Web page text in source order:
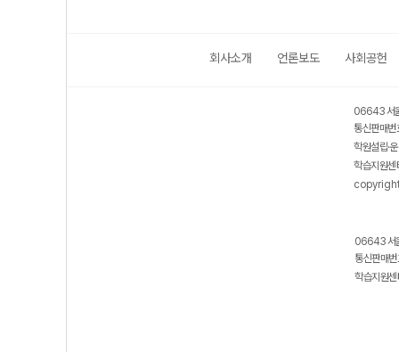
회사소개 언론보도 사회공헌
06643 서
통신판매
학원설립·
학습지원
06643 서
통신판매
학습지원